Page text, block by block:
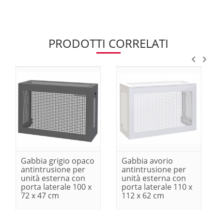
PRODOTTI CORRELATI
Gabbia grigio opaco
antintrusione per
unità esterna con
porta laterale 100 x
72 x 47 cm
Gabbia avorio
antintrusione per
unità esterna con
porta laterale 110 x
112 x 62 cm